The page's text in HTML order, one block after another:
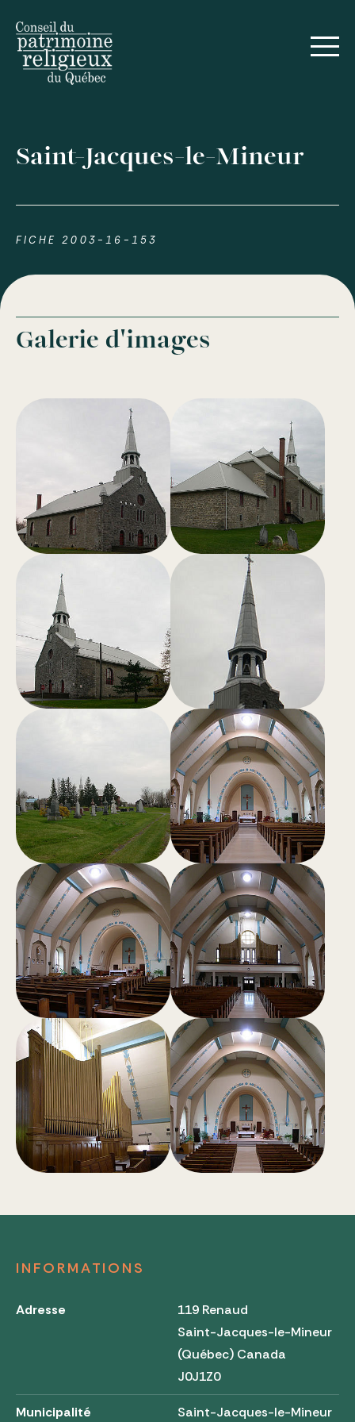
Saint-Jacques-le-Mineur
FICHE 2003-16-153
Galerie d'images
INFORMATIONS
Adresse
119 Renaud
Saint-Jacques-le-Mineur
(Québec) Canada
J0J1Z0
Municipalité Saint-Jacques-le-Mineur